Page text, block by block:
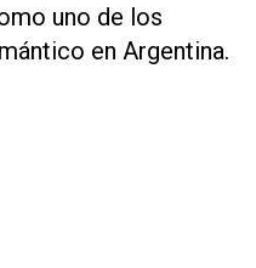
uno de los
en Argentina.